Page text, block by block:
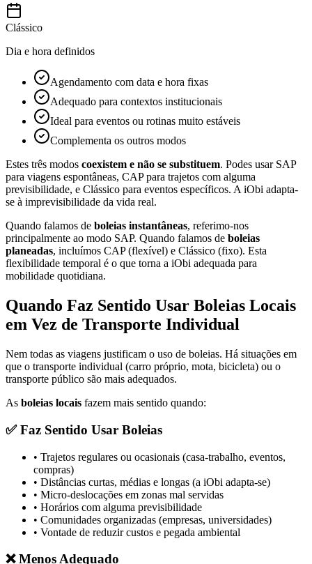
Clássico
Dia e hora definidos
Agendamento com data e hora fixas
Adequado para contextos institucionais
Ideal para eventos ou rotinas muito estáveis
Complementa os outros modos
Estes três modos coexistem e não se substituem. Podes usar SAP
para viagens espontâneas, CAP para trajetos com alguma
previsibilidade, e Clássico para eventos específicos. A iObi adapta-
se à imprevisibilidade da vida real.
Quando falamos de boleias instantâneas, referimo-nos
principalmente ao modo SAP. Quando falamos de boleias
planeadas, incluímos CAP (flexível) e Clássico (fixo). Esta
flexibilidade temporal é o que torna a iObi adequada para
mobilidade quotidiana.
Quando Faz Sentido Usar Boleias Locais
em Vez de Transporte Individual
Nem todas as viagens justificam o uso de boleias. Há situações em
que o transporte individual (carro próprio, mota, bicicleta) ou o
transporte público são mais adequados.
As boleias locais fazem mais sentido quando:
✅ Faz Sentido Usar Boleias
• Trajetos regulares ou ocasionais (casa-trabalho, eventos,
compras)
• Distâncias curtas, médias e longas (a iObi adapta-se)
• Micro-deslocações em zonas mal servidas
• Horários com alguma previsibilidade
• Comunidades organizadas (empresas, universidades)
• Vontade de reduzir custos e pegada ambiental
❌ Menos Adequado